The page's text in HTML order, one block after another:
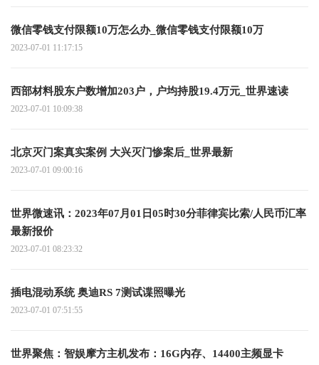
微信零钱支付限额10万怎么办_微信零钱支付限额10万
2023-07-01 11:17:15
西部材料股东户数增加203户，户均持股19.4万元_世界速读
2023-07-01 10:09:38
北京灭门案真实案例 大兴灭门惨案后_世界最新
2023-07-01 09:00:16
世界微速讯：2023年07月01日05时30分菲律宾比索/人民币汇率
最新报价
2023-07-01 08:23:32
插电混动系统 奥迪RS 7测试谍照曝光
2023-07-01 07:51:55
世界聚焦：智娱摩方主机发布：16G内存、14400主频显卡